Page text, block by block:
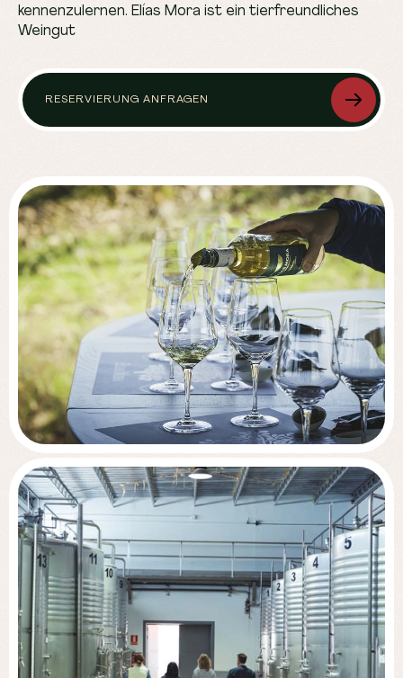
kennenzulernen. Elías Mora ist ein tierfreundliches
Weingut
RESERVIERUNG ANFRAGEN